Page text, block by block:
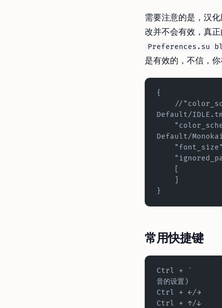
需要注意的是，汉
改并不会有效，真
Preferences.su
是有效的，不信，
{
Default/
Default/
}
常用快捷键
Ctrl + `
音的设置)
Ctrl + ←/→
Ctrl + ↑/↓